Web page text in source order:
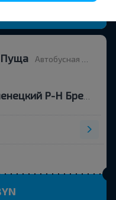
Пуща Автобусная остановка